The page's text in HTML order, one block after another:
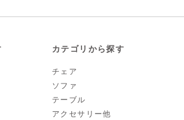
カテゴリから探す
チェア
ソファ
テーブル
アクセサリー他